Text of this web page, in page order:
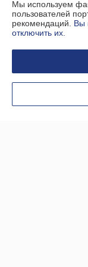
Полная версия
Политика
Сайт создан на
Мы используем
пользователей
рекомендаций. Вы
отключить их.